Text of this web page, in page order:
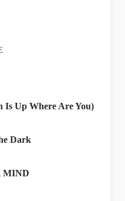
Is Up Where Are You)
Dark
MIND